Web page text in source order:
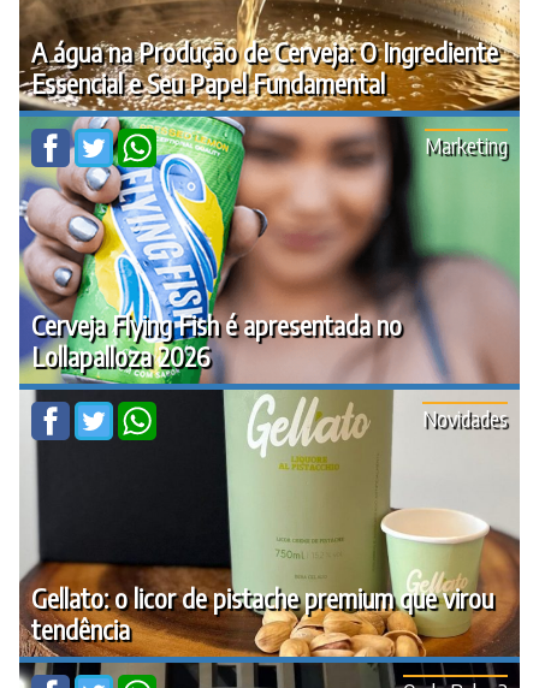
A água na Produção de Cerveja: O Ingrediente
Essencial e Seu Papel Fundamental
Cerveja Flying Fish é apresentada no
Lollapalloza 2026
Marketing
Gellato: o licor de pistache premium que virou
tendência
Novidades